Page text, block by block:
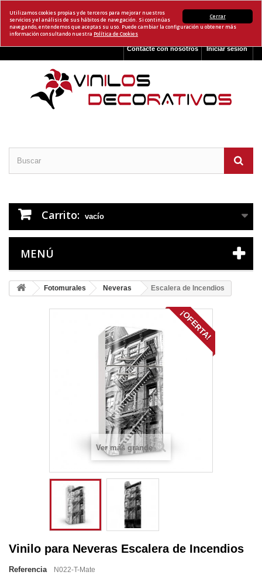
Cerrar
Utilizamos cookies propias y de terceros para mejorar nuestros
servicios y el análisis de sus hábitos de navegación. Si continúas
navegando, entendemos que aceptas su uso. Puede cambiar la configuración u obtener más
información consultando nuestra Política de Cookies
Iniciar sesión
Contacte con nosotros
Carrito: vacío
MENÚ
Fotomurales Neveras Escalera de Incendios
¡OFERTA!
Ver más grande
Vinilo para Neveras Escalera de Incendios
Referencia N022-T-Mate